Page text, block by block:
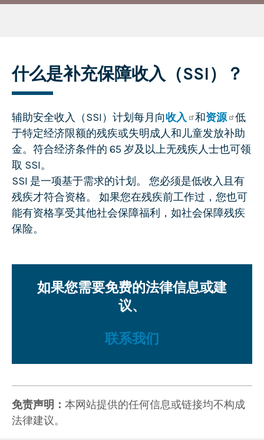
什么是补充保障收入（SSI）？
辅助安全收入（SSI）计划每月向收入 和资源
低
于特定经济限额的残疾或失明成人和儿童发放补助
金。符合经济条件的 65 岁及以上无残疾人士也可领
取 SSI。
SSI 是一项基于需求的计划。 您必须是低收入且有
残疾才符合资格。 如果您在残疾前工作过，您也可
能有资格享受其他社会保障福利，如社会保障残疾
保险。
如果您需要免费的法律信息或建
议、
联系我们
免责声明： 本网站提供的任何信息或链接均不构成
法律建议。